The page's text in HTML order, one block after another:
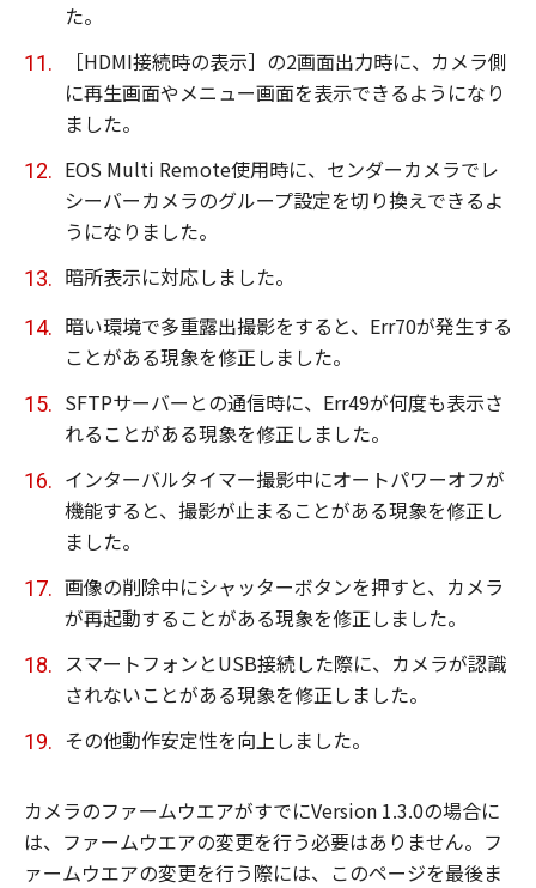
た。
［HDMI接続時の表示］の2画面出力時に、カメラ側
に再生画面やメニュー画面を表示できるようになり
ました。
EOS Multi Remote使用時に、センダーカメラでレ
シーバーカメラのグループ設定を切り換えできるよ
うになりました。
暗所表示に対応しました。
暗い環境で多重露出撮影をすると、Err70が発生する
ことがある現象を修正しました。
SFTPサーバーとの通信時に、Err49が何度も表示さ
れることがある現象を修正しました。
インターバルタイマー撮影中にオートパワーオフが
機能すると、撮影が止まることがある現象を修正し
ました。
画像の削除中にシャッターボタンを押すと、カメラ
が再起動することがある現象を修正しました。
スマートフォンとUSB接続した際に、カメラが認識
されないことがある現象を修正しました。
その他動作安定性を向上しました。
カメラのファームウエアがすでにVersion 1.3.0の場合に
は、ファームウエアの変更を行う必要はありません。フ
ァームウエアの変更を行う際には、このページを最後ま